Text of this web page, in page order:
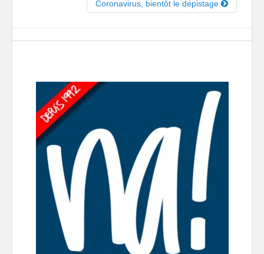
Coronavirus, bientôt le dépistage